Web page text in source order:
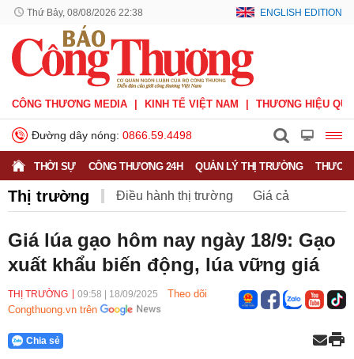
Thứ Bảy, 08/08/2026 22:39 ENGLISH EDITION
CÔNG THƯƠNG MEDIA KINH TẾ VIỆT NAM THƯƠNG HIỆU
Đường dây nóng: 0866.59.4498
THỜI SỰ CÔNG THƯƠNG 24H QUẢN LÝ THỊ TRƯỜNG
Thị trường Điều hành thị trường Giá cả
Giá lúa gạo hôm nay ngày 18/9: Gạo
xuất khẩu biến động, lúa vững giá
THỊ TRƯỜNG 09:58 18/09/2025
Theo dõi
Congthuong.vn trên
Chia sẻ